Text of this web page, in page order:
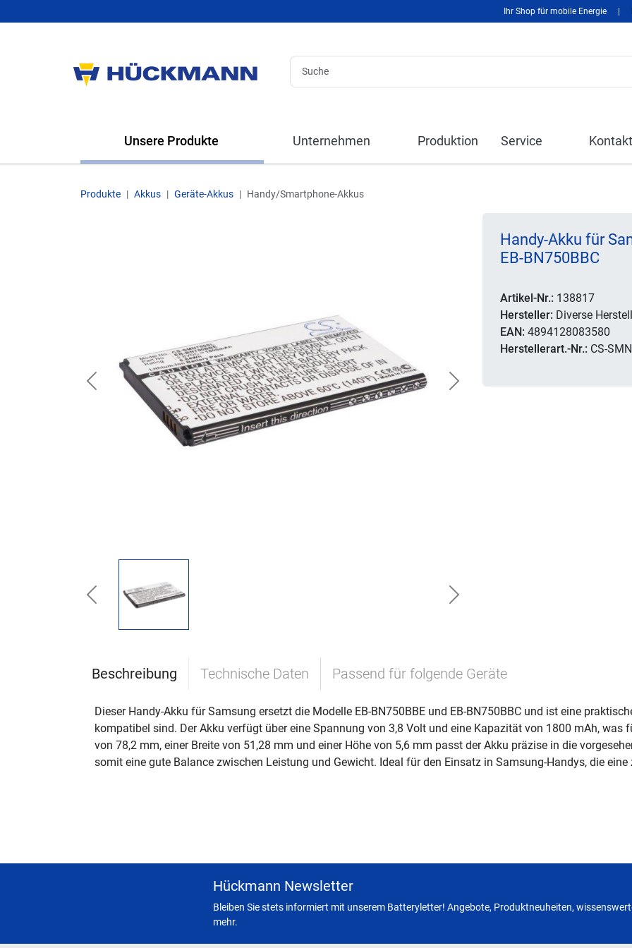
Ihr Shop für mobile Energie
Unsere Produkte Unternehmen Produktion Service Kontakt
Produkte Akkus Geräte-Akkus Handy/Smartphone-Akkus
Previous Next
Previous Next
Handy-Akku für
EB-BN750BBC
Artikel-Nr.: 138817
Hersteller: Diverse
EAN: 4894128083580
Herstellerart.-Nr.: CS-
Beschreibung Technische Daten Passend für folgende Geräte
Dieser Handy-Akku für Samsung ersetzt die Modelle EB-BN750BBE und EB-BN750BBC und ist eine
kompatibel sind. Der Akku verfügt über eine Spannung von 3,8 Volt und eine Kapazität von 1800 mAh, was
von 78,2 mm, einer Breite von 51,28 mm und einer Höhe von 5,6 mm passt der Akku präzise in die
somit eine gute Balance zwischen Leistung und Gewicht. Ideal für den Einsatz in Samsung-Handys, die
Hückmann Newsletter
Bleiben Sie stets informiert mit unserem Batteryletter! Angebote, Produktneuheiten,
mehr.